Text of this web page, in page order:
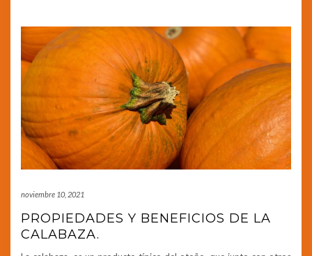
noviembre 10, 2021
PROPIEDADES Y BENEFICIOS DE LA
CALABAZA.